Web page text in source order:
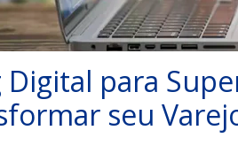
para
seu